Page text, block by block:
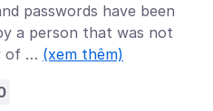
passwords have been
a person that was not
of … (xem thêm)